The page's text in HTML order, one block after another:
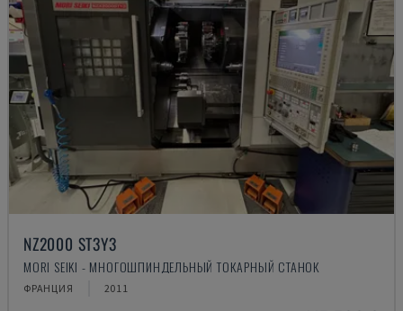
NZ2000 ST3Y3
MORI SEIKI - МНОГОШПИНДЕЛЬНЫЙ ТОКАРНЫЙ СТАНОК
ФРАНЦИЯ 2011